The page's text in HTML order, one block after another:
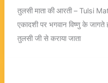
तुलसी माता की आरती – Tulsi
एकादशी पर भगवान विष्णु के जागते
तुलसी जी से कराया जाता